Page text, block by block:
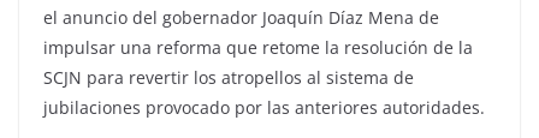
el anuncio del gobernador Joaquín Díaz Mena de
impulsar una reforma que retome la resolución de la
SCJN para revertir los atropellos al sistema de
jubilaciones provocado por las anteriores autoridades.